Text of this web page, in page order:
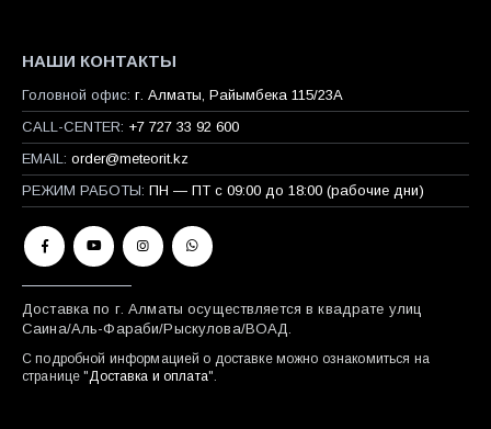
НАШИ КОНТАКТЫ
Головной офис: г. Алматы, Райымбека 115/23A
CALL-CENTER: +7 727 33 92 600
EMAIL: order@meteorit.kz
РЕЖИМ РАБОТЫ: ПН — ПТ с 09:00 до 18:00 (рабочие дни)
Доставка по г. Алматы осуществляется в квадрате улиц
Саина/Аль-Фараби/Рыскулова/ВОАД.
С подробной информацией о доставке можно ознакомиться на
странице " Доставка и оплата".